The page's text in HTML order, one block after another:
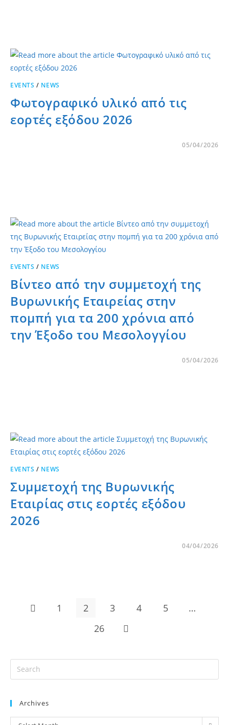
EVENTS / NEWS
Φωτογραφικό υλικό από τις
εορτές εξόδου 2026
05/04/2026
EVENTS / NEWS
Βίντεο από την συμμετοχή της
Βυρωνικής Εταιρείας στην
πομπή για τα 200 χρόνια από
την Έξοδο του Μεσολογγίου
05/04/2026
EVENTS / NEWS
Συμμετοχή της Βυρωνικής
Εταιρίας στις εορτές εξόδου
2026
04/04/2026
1 2 3 4 5
…
26
Archives